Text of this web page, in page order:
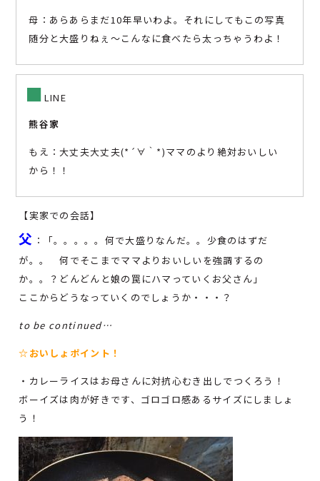
母：あらあらまだ10年早いわよ。それにしてもこの写真
随分と大盛りねぇ～こんなに食べたら太っちゃうわよ！
■ LINE
熊谷家
もえ：大丈夫大丈夫(*´∀｀*)ママのより絶対おいしい
から！！
【実家での会話】
父 ：「。。。。。何で大盛りなんだ。。少食のはずだ
が。。 何でそこまでママよりおいしいを強調するの
か。。？どんどんと娘の罠にハマっていくお父さん」
ここからどうなっていくのでしょうか・・・？
to be continued…
☆おいしょポイント！
・カレーライスはお母さんに対抗心むき出しでつくろう！
ボーイズは肉が好きです、ゴロゴロ感あるサイズにしましょ
う！